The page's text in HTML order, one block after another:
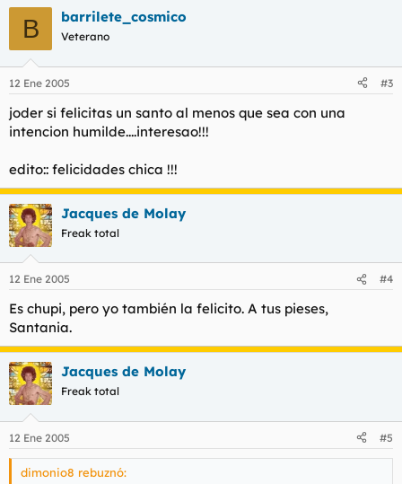
B barrilete_cosmico
Veterano
12 Ene 2005 #3
joder si felicitas un santo al menos que sea con una
intencion humilde....interesao!!!
edito:: felicidades chica !!!
Jacques de Molay
Freak total
12 Ene 2005 #4
Es chupi, pero yo también la felicito. A tus pieses,
Santania.
Jacques de Molay
Freak total
12 Ene 2005 #5
dimonio8 rebuznó: